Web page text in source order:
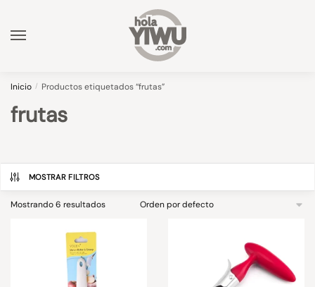
navigation
content
Inicio / Productos etiquetados “frutas”
frutas
MOSTRAR FILTROS
Mostrando 6 resultados